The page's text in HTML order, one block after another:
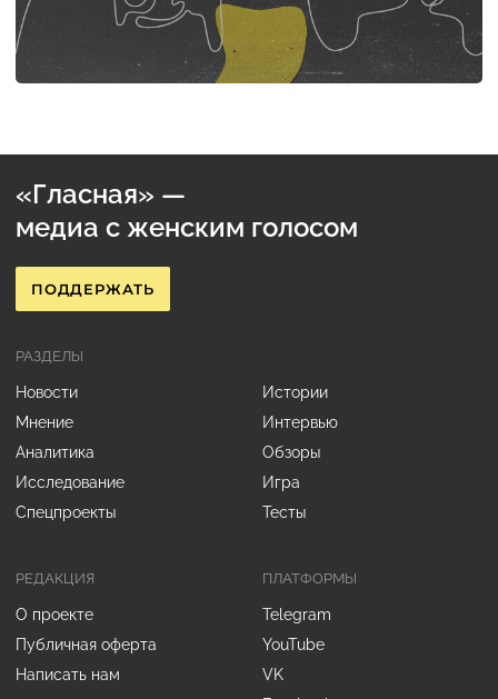
«Гласная» —
медиа с женским голосом
ПОДДЕРЖАТЬ
РЕДАКЦИЯ
О проекте
Публичная оферта
Написать нам
РАЗДЕЛЫ
Новости
Истории
Мнение
Интервью
Аналитика
Обзоры
Исследование
Игра
Спецпроекты
Тесты
ПЛАТФОРМЫ
Telegram
YouTube
VK